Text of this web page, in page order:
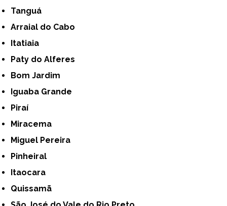
Tanguá
Arraial do Cabo
Itatiaia
Paty do Alferes
Bom Jardim
Iguaba Grande
Piraí
Miracema
Miguel Pereira
Pinheiral
Itaocara
Quissamã